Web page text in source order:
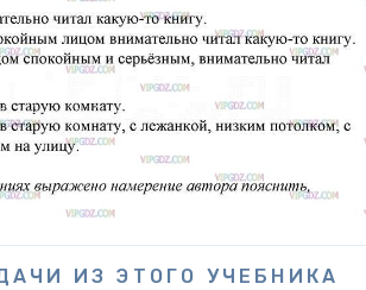
ИЗ ЭТОГО УЧЕБНИКА